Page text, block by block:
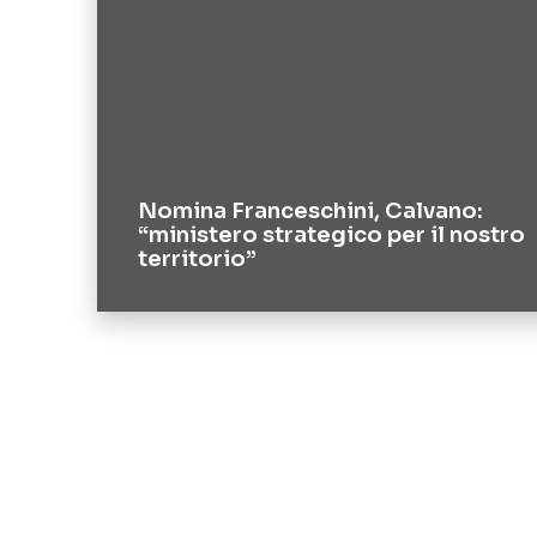
Nomina Franceschini, Calvano:
“ministero strategico per il nostro
territorio”